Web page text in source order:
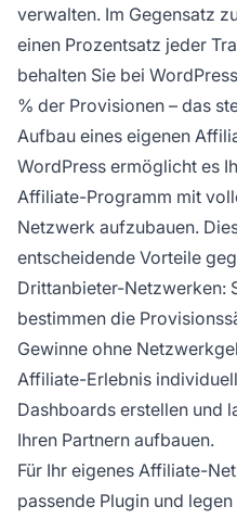
verwalten. Im Gegensatz
einen Prozentsatz jeder
behalten Sie bei
% der Provisionen – das
Aufbau eines eigenen
WordPress ermöglicht es
Affiliate-Programm mit
Netzwerk aufzubauen.
entscheidende Vorteile
Drittanbieter-Netzwerken:
bestimmen die
Gewinne ohne
Affiliate-Erlebnis
Dashboards erstellen und
Ihren Partnern aufbauen.
Für Ihr eigenes Affiliate-
passende Plugin und